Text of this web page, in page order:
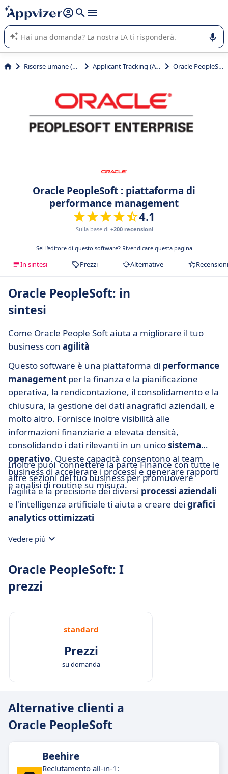
righe con
shift + enter
L'IA di Appvizer vi guida nell'utilizzo o nella scelta di un
software SaaS per la vostra azienda.
Risorse umane (HR) Applicant Tracking (ATS) Oracle PeopleSoft
Oracle PeopleSoft : piattaforma di
performance management
4.1
Sulla base di +200 recensioni
Sei l'editore di questo software? Rivendicare questa pagina
In sintesi Prezzi Alternative Recensioni
Oracle PeopleSoft: in
sintesi
Come Oracle People Soft aiuta a migliorare il tuo
business con agilità
Questo software è una piattaforma di performance
management per la finanza e la pianificazione
operativa, la rendicontazione, il consolidamento e la
chiusura, la gestione dei dati anagrafici aziendali, e
molto altro. Fornisce inoltre visibilità alle
informazioni finanziarie a elevata densità,
consolidando i dati rilevanti in un unicosistema
operativo. Queste capacità consentono al team
business di accelerare i processi e generare rapporti
e analisi di routine su misura.
Inoltre puoi connettere la parte Finance con tutte le
altre sezioni del tuo business per promuovere
l'agilità e la precisione dei diversi processi aziendali
e l'intelligenza artificiale ti aiuta a creare dei grafici
analytics ottimizzati
Vedere più
Oracle PeopleSoft: I
prezzi
standard
Prezzi
su domanda
Alternative clienti a
Oracle PeopleSoft
Beehire
Reclutamento all-in-1: